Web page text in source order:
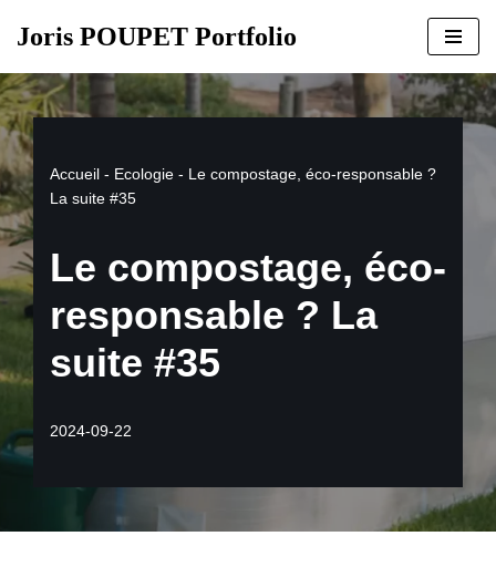
au
contenu
Joris POUPET Portfolio
Accueil - Ecologie - Le compostage, éco-responsable ?
La suite #35
Le compostage, éco-
responsable ? La
suite #35
2024-09-22